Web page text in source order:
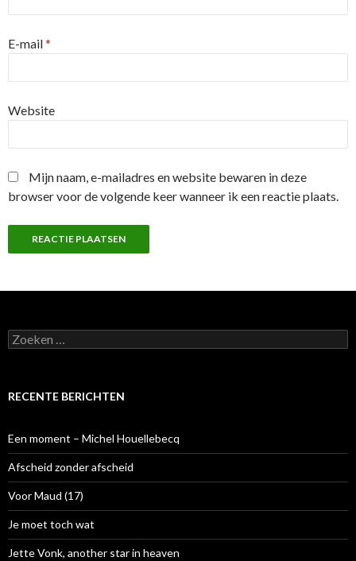
E-mail*
Website
Mijn naam, e-mailadres en website bewaren in deze
browser voor de volgende keer wanneer ik een reactie plaats.
Z
o
e
a
a
r
:
RECENTE BERICHTEN
Een moment – Michel Houellebecq
Afscheid zonder afscheid
Voor Maud (17)
Je moet toch wat
Jette Vonk, another star in heaven